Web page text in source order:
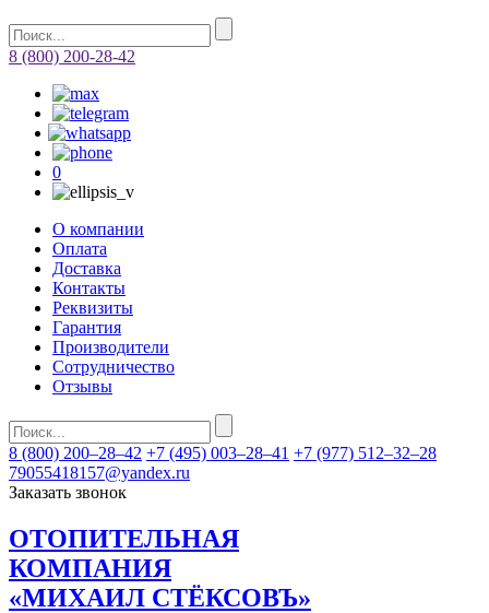
8 (800) 200-28-42
0
О компании
Оплата
Доставка
Контакты
Реквизиты
Гарантия
Производители
Сотрудничество
Отзывы
8 (800) 200–28–42 +7 (495) 003–28–41 +7 (977) 512–32–28
79055418157@yandex.ru
Заказать звонок
ОТОПИТЕЛЬНАЯ
КОМПАНИЯ
«МИХАИЛ СТЁКСОВЪ»